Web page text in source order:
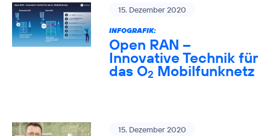
15. Dezember 2020
INFOGRAFIK:
Open RAN –
Innovative Technik für
das O2 Mobilfunknetz
15. Dezember 2020